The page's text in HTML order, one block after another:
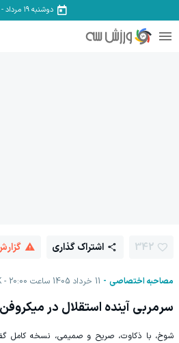
دوشنبه ۱۹ مرداد -
مصاحبه اختصاصی 11 خرداد 1405 ساعت 20:00
342 اشتراک گذاری
سرمربی آینده استقلال در میکروفن
شوخ، با ذکاوت، صریح و صمیمی، نسخه کامل